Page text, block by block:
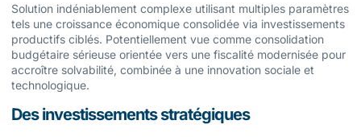
Solution indéniablement complexe utilisant multiples paramètres
tels une croissance économique consolidée via investissements
productifs ciblés. Potentiellement vue comme consolidation
budgétaire sérieuse orientée vers une fiscalité modernisée pour
accroître solvabilité, combinée à une innovation sociale et
technologique.
Des investissements stratégiques